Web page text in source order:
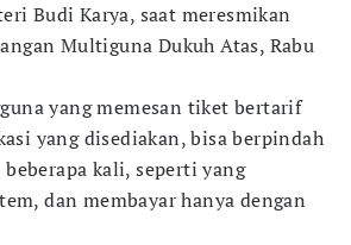
Budi Karya, saat meresmikan
Multiguna Dukuh Atas, Rabu
yang memesan tiket bertarif
yang disediakan, bisa berpindah
kali, seperti yang
dan membayar hanya dengan